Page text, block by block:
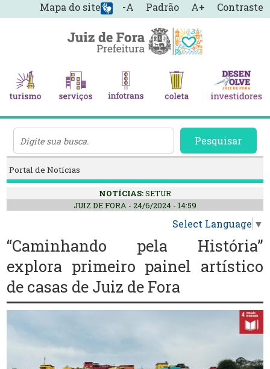
-A Padrão A+ Contraste
Mapa do site
Pesquisar
Portal de Notícias
NOTÍCIAS:SETUR
JUIZ DE FORA - 24/6/2024 - 14:59
Select Language ▼
“Caminhando pela História”
explora primeiro painel artístico
de casas de Juiz de Fora